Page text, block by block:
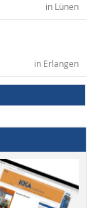
in Lünen
in Erlangen